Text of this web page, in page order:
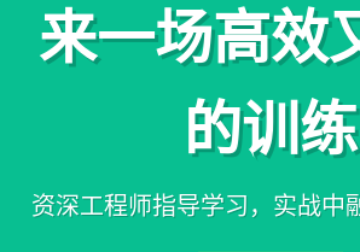
来一场高效
的训练
资深工程师指导学习，实战中